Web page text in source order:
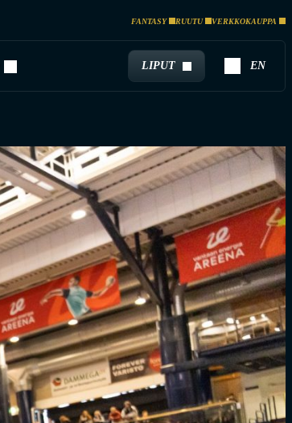
FANTASY RUUTU VERKKOKAUPPA
LIPUT EN